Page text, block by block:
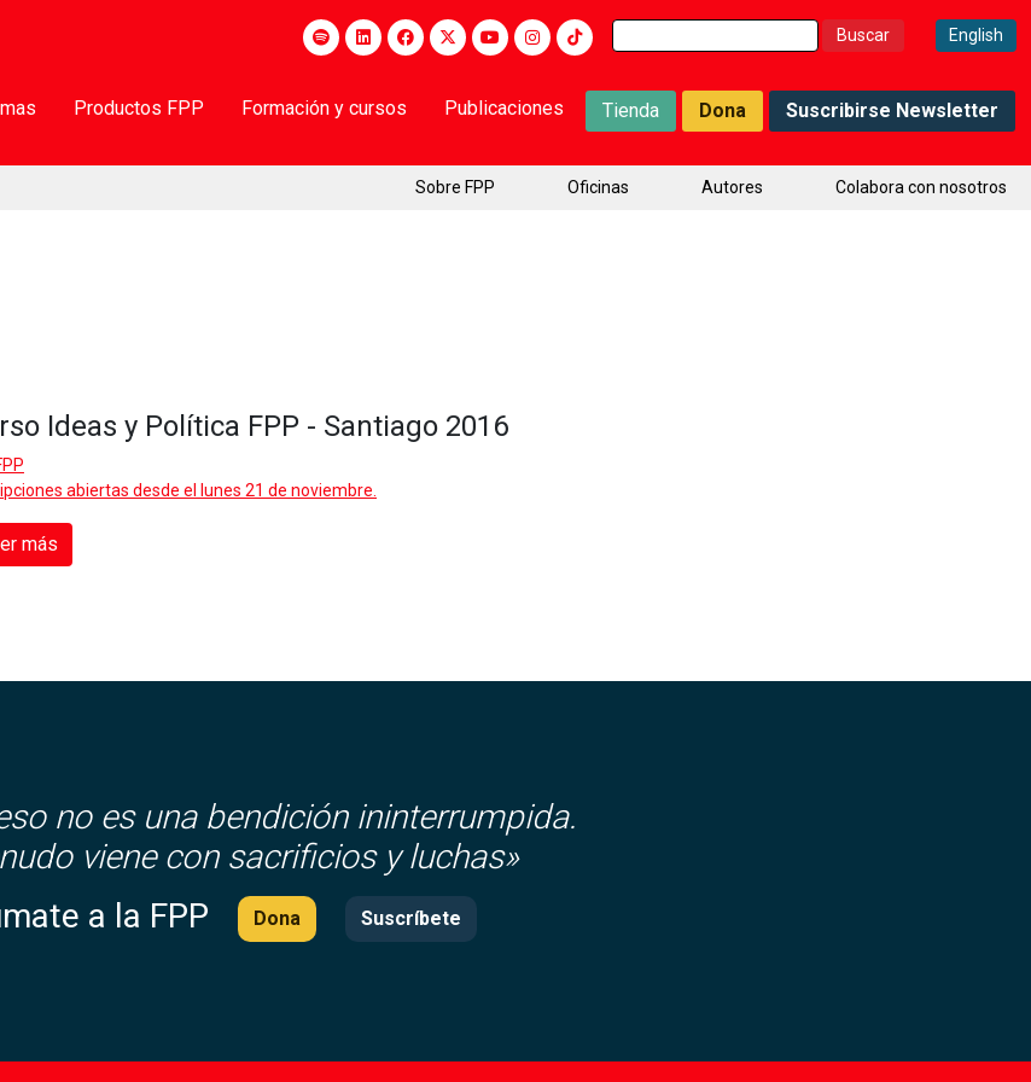
Buscar: English
Productos FPP Formación y cursos Publicaciones Tienda Dona Suscribirse Newsletter
Sobre FPP Oficinas Autores Colabora con nosotros
Ideas y Política FPP - Santiago 2016
abiertas desde el lunes 21 de noviembre.
más
no es una bendición ininterrumpida.
viene con sacrificios y luchas»
a la FPP
Dona Suscríbete